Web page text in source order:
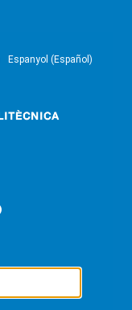
Espanyol (Español)